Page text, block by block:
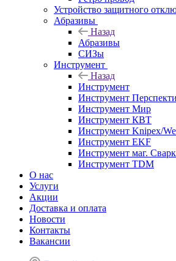
Устройство защитного
Абразивы
Назад
Абразивы
СИЗы
Инструмент
Назад
Инструмент
Инструмент
Инструмент Мир
Инструмент КВТ
Инструмент Knipex/
Инструмент EKF
Инструмент маг.
Инструмент TDM
О нас
Услуги
Акции
Доставка и оплата
Новости
Контакты
Вакансии